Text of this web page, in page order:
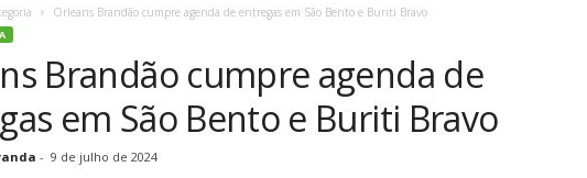
Orleans Brandão cumpre agenda de entregas em São Bento e Buriti Bravo
Brandão cumpre agenda de
em São Bento e Buriti Bravo
- 9 de julho de 2024